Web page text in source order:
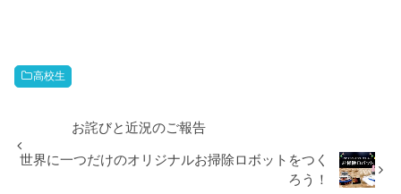
高校生
お詫びと近況のご報告
世界に一つだけのオリジナルお掃除ロボットをつく
ろう！